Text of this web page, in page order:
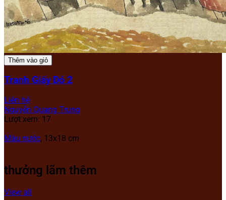
Thêm vào giỏ
Tranh Giấy Dó 2
Liên hệ
Nguyễn Quang Trung
Lượt xem: 17
Màu nước, 13x18 cm
thưởng lãm thêm
View all